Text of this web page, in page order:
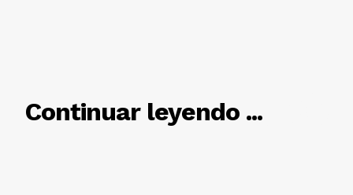
Continuar leyendo ...
RELACIONADO